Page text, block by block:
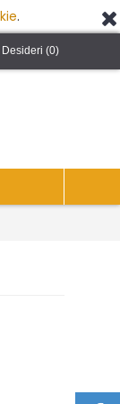
.
Desideri (0)